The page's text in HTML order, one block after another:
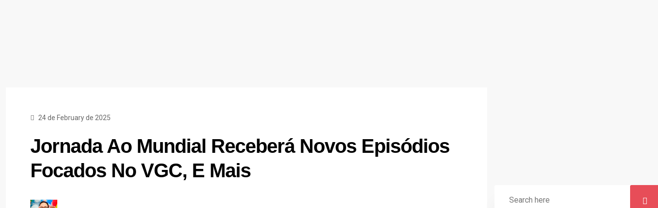
24 de February de 2025
Jornada Ao Mundial Receberá Novos Episódios
Focados No VGC, E Mais